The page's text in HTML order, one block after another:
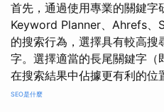
首先，通過使用專業的關鍵
Keyword Planner、Ahrefs、
的搜索行為，選擇具有較高
字。選擇適當的長尾關鍵字（
在搜索結果中佔據更有利的位
SEO是什麼